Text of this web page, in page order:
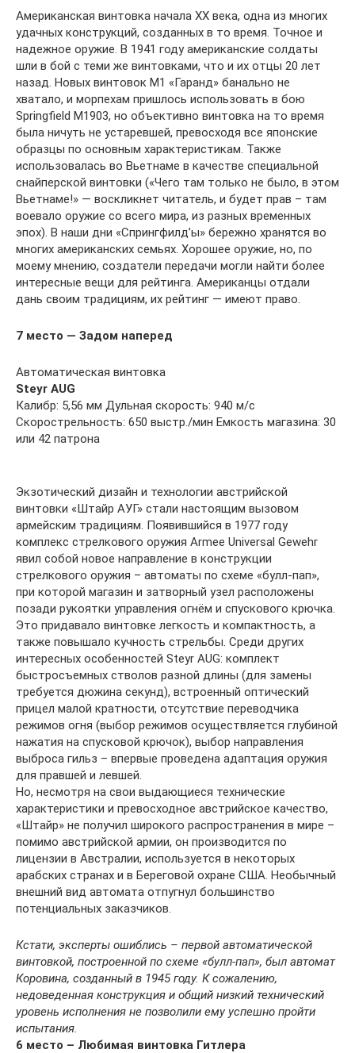
Американская винтовка начала ХХ века, одна из многих
удачных конструкций, созданных в то время. Точное и
надежное оружие. В 1941 году американские солдаты
шли в бой с теми же винтовками, что и их отцы 20 лет
назад. Новых винтовок М1 «Гаранд» банально не
хватало, и морпехам пришлось использовать в бою
Springfield M1903, но объективно винтовка на то время
была ничуть не устаревшей, превосходя все японские
образцы по основным характеристикам. Также
использовалась во Вьетнаме в качестве специальной
снайперской винтовки («Чего там только не было, в этом
Вьетнаме!» — воскликнет читатель, и будет прав – там
воевало оружие со всего мира, из разных временных
эпох). В наши дни «Спрингфилд’ы» бережно хранятся во
многих американских семьях. Хорошее оружие, но, по
моему мнению, создатели передачи могли найти более
интересные вещи для рейтинга. Американцы отдали
дань своим традициям, их рейтинг — имеют право.
7 место — Задом наперед
Автоматическая винтовка
Steyr AUG
Калибр: 5,56 мм Дульная скорость: 940 м/с
Скорострельность: 650 выстр./мин Емкость магазина: 30
или 42 патрона
Экзотический дизайн и технологии австрийской
винтовки «Штайр АУГ» стали настоящим вызовом
армейским традициям. Появившийся в 1977 году
комплекс стрелкового оружия Armee Universal Gewehr
явил собой новое направление в конструкции
стрелкового оружия – автоматы по схеме «булл-пап»,
при которой магазин и затворный узел расположены
позади рукоятки управления огнём и спускового крючка.
Это придавало винтовке легкость и компактность, а
также повышало кучность стрельбы. Среди других
интересных особенностей Steyr AUG: комплект
быстросъемных стволов разной длины (для замены
требуется дюжина секунд), встроенный оптический
прицел малой кратности, отсутствие переводчика
режимов огня (выбор режимов осуществляется глубиной
нажатия на спусковой крючок), выбор направления
выброса гильз – впервые проведена адаптация оружия
для правшей и левшей.
Но, несмотря на свои выдающиеся технические
характеристики и превосходное австрийское качество,
«Штайр» не получил широкого распространения в мире –
помимо австрийской армии, он производится по
лицензии в Австралии, используется в некоторых
арабских странах и в Береговой охране США. Необычный
внешний вид автомата отпугнул большинство
потенциальных заказчиков.
Кстати, эксперты ошиблись – первой автоматической
винтовкой, построенной по схеме «булл-пап», был автомат
Коровина, созданный в 1945 году. К сожалению,
недоведенная конструкция и общий низкий технический
уровень исполнения не позволили ему успешно пройти
испытания.
6 место – Любимая винтовка Гитлера